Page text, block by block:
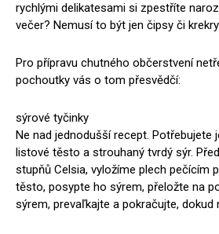
rychlými delikatesami si zpestříte
večer? Nemusí to být jen čipsy či
Pro přípravu chutného občerstvení
pochoutky vás o tom přesvědčí:
sýrové tyčinky
Ne nad jednodušší recept. Potřebujete
listové těsto a strouhaný tvrdý sýr.
stupňů Celsia, vyložíme plech pečícím
těsto, posypte ho sýrem, přeložte na
sýrem, prevaľkajte a pokračujte, dokud